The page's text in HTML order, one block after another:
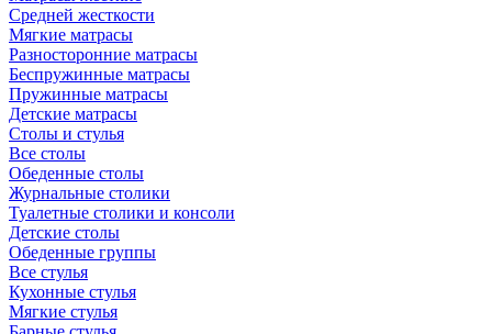
Средней жесткости
Мягкие матрасы
Разносторонние матрасы
Беспружинные матрасы
Пружинные матрасы
Детские матрасы
Столы и стулья
Все столы
Обеденные столы
Журнальные столики
Туалетные столики и консоли
Детские столы
Обеденные группы
Все стулья
Кухонные стулья
Мягкие стулья